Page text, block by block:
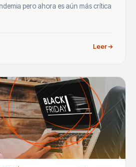
pero ahora es aún más crítica
Leer